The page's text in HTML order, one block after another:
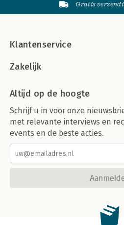
Gratis
Klantenservice
Zakelijk
Altijd op de hoogte
Schrijf u in voor onze
met relevante interviews en
events en de beste acties.